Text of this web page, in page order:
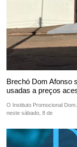
Brechó Dom Afonso
usadas a preços
O Instituto Promocional
neste sábado, 8 de